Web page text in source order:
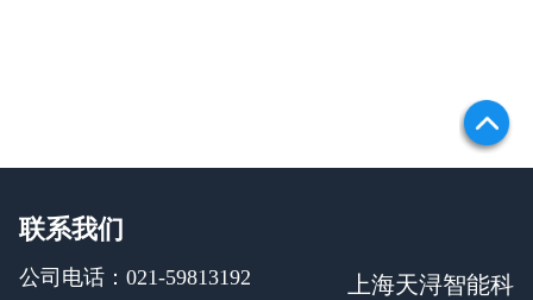
联系我们
公司电话：021-59813192
上海天浔智能科